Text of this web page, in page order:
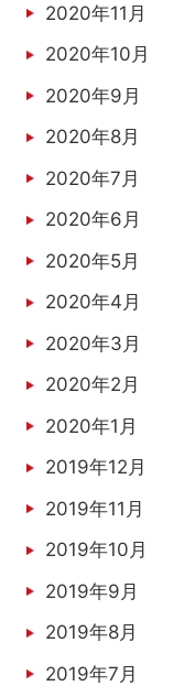
2020年11月
2020年10月
2020年9月
2020年8月
2020年7月
2020年6月
2020年5月
2020年4月
2020年3月
2020年2月
2020年1月
2019年12月
2019年11月
2019年10月
2019年9月
2019年8月
2019年7月